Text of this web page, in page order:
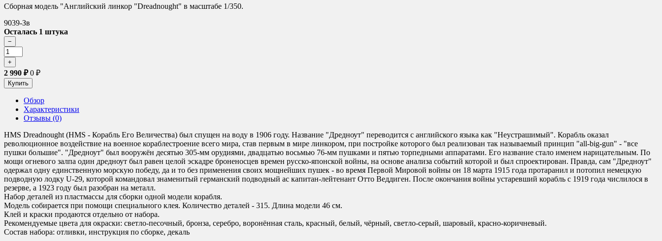
Сборная модель "Английский линкор "Dreadnought" в масштабе 1/350.
9039-Зв
Осталась 1 штука
2 990 ₽0 ₽
Обзор
Характеристики
Отзывы (0)
HMS Dreadnought (HMS - Корабль Его Величества) был спущен на воду в 1906 году. Название "Дредноут" переводится с английского языка как "Неустрашимый". Корабль оказал
революционное воздействие на военное кораблестроение всего мира, став первым в мире линкором, при постройке которого был реализован так называемый принцип "all-big-gun" - "все
пушки большие". "Дредноут" был вооружён десятью 305-мм орудиями, двадцатью восьмью 76-мм пушками и пятью торпедными аппаратами. Его название стало именем нарицательным. По
мощи огневого залпа один дредноут был равен целой эскадре броненосцев времен русско-японской войны, на основе анализа событий которой и был спроектирован. Правда, сам "Дредноут"
одержал одну единственную морскую победу, да и то без применения своих мощнейших пушек - во время Первой Мировой войны он 18 марта 1915 года протаранил и потопил немецкую
подводную лодку U-29, которой командовал знаменитый германский подводный ас капитан-лейтенант Отто Веддиген. После окончания войны устаревший корабль с 1919 года числилося в
резерве, а 1923 году был разобран на металл.
Набор деталей из пластмассы для сборки одной модели корабля.
Модель собирается при помощи специального клея. Количество деталей - 315. Длина модели 46 см.
Клей и краски продаются отдельно от набора.
Рекомендуемые цвета для окраски: светло-песочный, бронза, серебро, воронённая сталь, красный, белый, чёрный, светло-серый, шаровый, красно-коричневый.
Состав набора: отливки, инструкция по сборке, декаль